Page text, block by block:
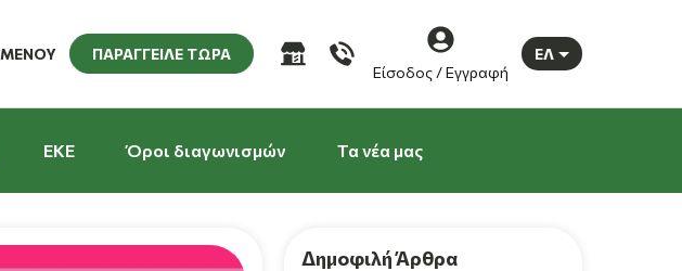
ΜΕΝΟΥ
ΠΑΡΑΓΓΕΙΛΕ ΤΩΡΑ
Είσοδος / Εγγραφή
ΕΛ
EKE Όροι διαγωνισμών Τα νέα μας
Δημοφιλή Άρθρα